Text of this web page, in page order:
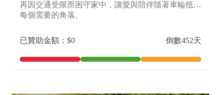
再因交通受限而困守家中，讓愛與陪伴隨著車輪抵達
每個需要的角落。
已贊助金額：$0 倒數452天